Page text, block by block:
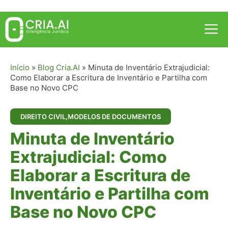
Pular
para
conteúdo
Início » Blog Cria.AI » Minuta de Inventário Extrajudicial:
Como Elaborar a Escritura de Inventário e Partilha com
Base no Novo CPC
DIREITO CIVIL,MODELOS DE DOCUMENTOS
Minuta de Inventário
Extrajudicial: Como
Elaborar a Escritura de
Inventário e Partilha com
Base no Novo CPC